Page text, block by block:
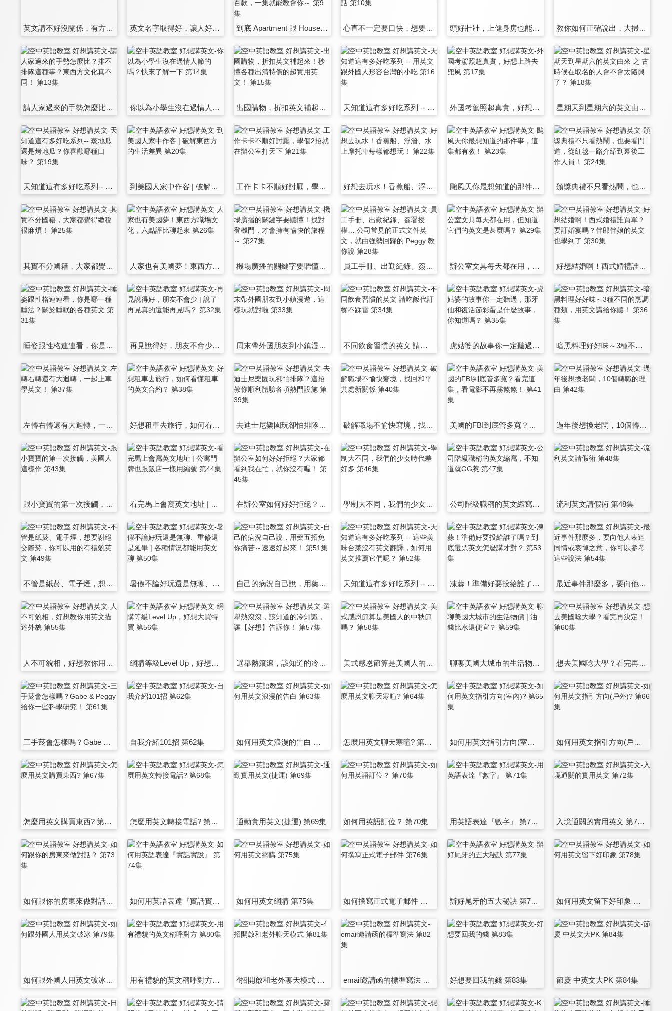
英文講不好沒關係，有方向感就行！讓我為你霸氣指路 第7集 英文名字取得好，讓人好寫好記又好念！ 第8集 到底 Apartment 跟 House 有什麼不同? 買房租屋，房子種類百百款，一集就能教會你～ 第9集 心直不一定要口快，想要維持好人緣，第一步就要學會好好說話 第10集 頭好壯壯，上健身房也能來兩句英文喔～ 第11集 教你如何正確說出，大掃除清潔的英文相關用語 第12集
請人家過來的手勢怎麼比？排不排隊這種事？東西方文化真不同！ 第13集 你以為小學生沒在過情人節的嗎？快來了解一下 第14集 出國購物，折扣英文補起來！秒懂各種出清特價的超實用英文！ 第15集 天知道這有多好吃系列 -- 用英文跟外國人形容台灣的小吃 第16集 外國考駕照超真實，好想上路去兜風 第17集 星期天到星期六的英文由來 之 古時候在取名的人會不會太隨興了？ 第18集
天知道這有多好吃系列-- 蒸地瓜還是烤地瓜？你喜歡哪種口味？ 第19集 到美國人家中作客 | 破解東西方的生活差異 第20集 工作卡卡不順好討厭，學個2招就在辦公室打天下 第21集 好想去玩水！香蕉船、浮潛、水上摩托車每樣都想玩！ 第22集 颱風天你最想知道的那件事，這集都有教！ 第23集 頒獎典禮不只看熱鬧，也要看門道，從紅毯一路介紹到幕後工作人員！ 第24集
其實不分國籍，大家都覺得繳稅很麻煩！ 第25集 人家也有美國夢！東西方職場文化，六點評比聊起來 第26集 機場廣播的關鍵字要聽懂！找對登機門，才會擁有愉快的旅程～ 第27集 員工手冊、出勤紀錄、簽署授權… 公司常見的正式文件英文，就由強勢回歸的 Peggy 教你說 第28集 辦公室文具每天都在用，但知道它們的英文是甚麼嗎？ 第29集 好想結婚啊！西式婚禮誰買單？要訂婚宴嗎？伴郎伴娘的英文也學到了 第30集
睡姿跟性格連連看，你是哪一種睡法？關於睡眠的各種英文 第31集 再見說得好，朋友不會少 | 說了再見真的還能再見嗎？ 第32集 周末帶外國朋友到小鎮漫遊，這樣玩就對啦 第33集 不同飲食習慣的英文 請吃飯代訂餐不踩雷 第34集 虎姑婆的故事你一定聽過，那牙仙和復活節彩蛋是什麼故事，你知道嗎？ 第35集 暗黑料理好好味～3種不同的烹調種類，用英文講給你聽！ 第36集
左轉右轉還有大迴轉，一起上車學英文！ 第37集 好想租車去旅行，如何看懂租車的英文合約？ 第38集 去迪士尼樂園玩卻怕排隊？這招教你順利體驗各項熱門設施 第39集 破解職場不愉快窘境，找回和平共處新關係 第40集 美國的FBI到底管多寬？看完這集，看電影不再霧煞煞！ 第41集 過年後想換老闆，10個轉職的理由 第42集
跟小寶寶的第一次接觸，美國人這樣作 第43集 看完馬上會寫英文地址 | 公寓門牌也跟飯店一樣用編號 第44集 在辦公室如何好好拒絕？大家都看到我在忙，就你沒有喔！ 第45集 學制大不同，我們的少女時代差好多 第46集 公司階級職稱的英文縮寫，不知道就GG惹 第47集 流利英文請假術 第48集
不管是紙菸、電子煙，想要謝絕交際菸，你可以用的有禮貌英文 第49集 暑假不論好玩還是無聊、重修還是延畢 | 各種情況都能用英文聊 第50集 自己的病況自己說，用藥五招免你痛苦～速速好起來！ 第51集 天知道這有多好吃系列 -- 這些美味台菜沒有英文翻譯，如何用英文推薦它們呢？ 第52集 凍蒜！準備好要投給誰了嗎？到底選票英文怎麼講才對？ 第53集 最近事件那麼多，要向他人表達同情或哀悼之意，你可以參考這些說法 第54集
人不可貌相，好想教你用英文描述外貌 第55集 網購等級Level Up，好想大買特買 第56集 選舉熱滾滾，該知道的冷知識，讓【好想】告訴你！ 第57集 美式感恩節算是美國人的中秋節嗎？ 第58集 聊聊美國大城市的生活物價 | 油錢比水還便宜？ 第59集 想去美國唸大學？看完再決定！ 第60集
三手菸會怎樣嗎？Gabe & Peggy 給你一些科學研究！ 第61集 自我介紹101招 第62集 如何用英文浪漫的告白 第63集 怎麼用英文聊天寒暄? 第64集 如何用英文指引方向(室內)? 第65集 如何用英文指引方向(戶外)? 第66集
怎麼用英文購買東西? 第67集 怎麼用英文轉接電話? 第68集 通勤實用英文(捷運) 第69集 如何用英語訂位？ 第70集 用英語表達『數字』 第71集 入境通關的實用英文 第72集
如何跟你的房東來做對話？ 第73集 如何用英語表達『實話實說』 第74集 如何用英文網購 第75集 如何撰寫正式電子郵件 第76集 辦好尾牙的五大秘訣 第77集 如何用英文留下好印象 第78集
如何跟外國人用英文破冰 第79集 用有禮貌的英文稱呼對方 第80集 4招開啟和老外聊天模式 第81集 email邀請函的標準寫法 第82集 好想要回我的錢 第83集 節慶 中英文大PK 第84集